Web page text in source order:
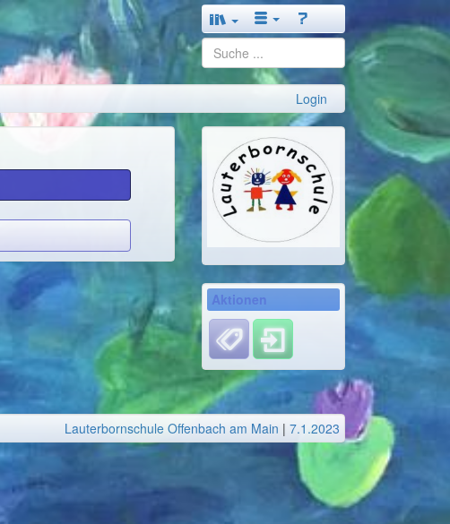
Login
Aktionen
Lauterbornschule Offenbach am Main | 7.1.2023